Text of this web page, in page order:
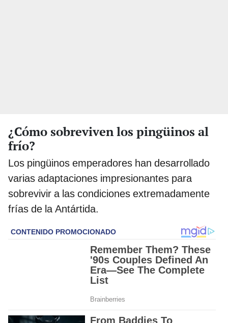
¿Cómo sobreviven los pingüinos al
frío?
Los pingüinos emperadores han desarrollado
varias adaptaciones impresionantes para
sobrevivir a las condiciones extremadamente
frías de la Antártida.